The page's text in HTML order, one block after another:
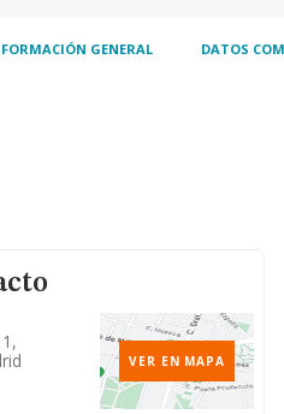
GENERAL DATOS
VER EN MAPA